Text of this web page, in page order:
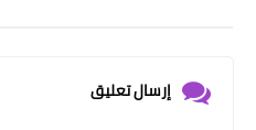
إرسال تعليق